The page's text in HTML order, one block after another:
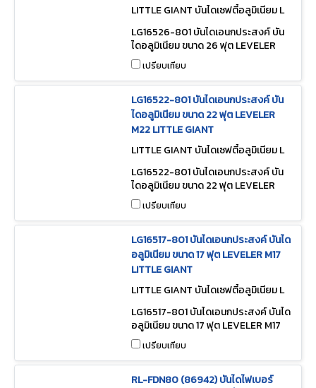
LITTLE GIANT บันไดเซฟตี้อลูมิเนียม L
LG16526-801 บันไดเอนกประสงค์ บัน
ไดอลูมิเนียม ขนาด 26 ฟุต LEVELER
M26 LITTLE GIANT
เปรียบเทียบ
LG16522-801 บันไดเอนกประสงค์ บัน
ไดอลูมิเนียม ขนาด 22 ฟุต LEVELER
M22 LITTLE GIANT
LITTLE GIANT บันไดเซฟตี้อลูมิเนียม L
LG16522-801 บันไดเอนกประสงค์ บัน
ไดอลูมิเนียม ขนาด 22 ฟุต LEVELER
M22 LITTLE GIANT
เปรียบเทียบ
LG16517-801 บันไดเอนกประสงค์ บันได
อลูมิเนียม ขนาด 17 ฟุต LEVELER M17
LITTLE GIANT
LITTLE GIANT บันไดเซฟตี้อลูมิเนียม L
LG16517-801 บันไดเอนกประสงค์ บันได
อลูมิเนียม ขนาด 17 ฟุต LEVELER M17
LITTLE GIANT
เปรียบเทียบ
RL-FDN80 (86942) บันไดไฟเบอร์